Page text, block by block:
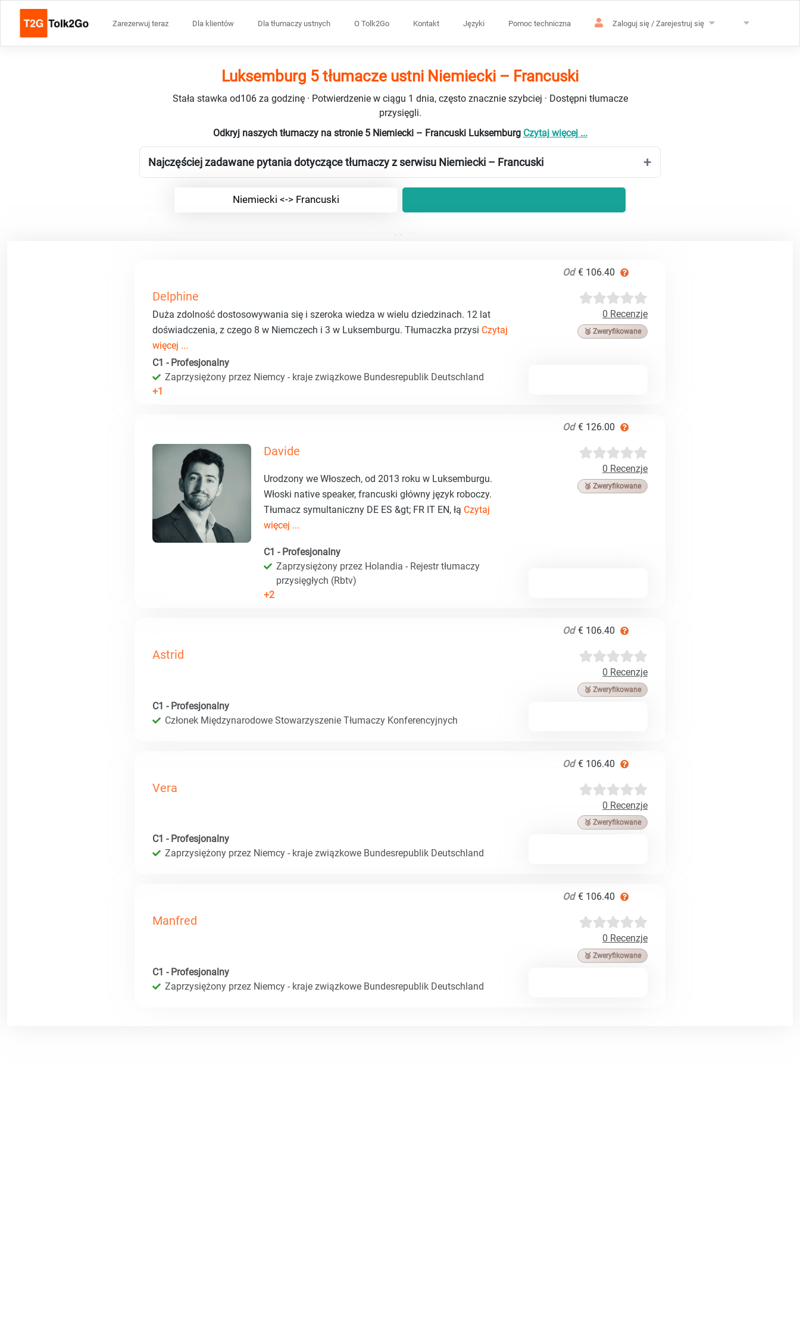
Zarezerwuj teraz Dla klientów Dla tłumaczy ustnych O Tolk2Go Kontakt Języki Pomoc techniczna Zaloguj się / Zarejestruj się
Luksemburg 5 tłumacze ustni Niemiecki – Francuski
Stała stawka od106 za godzinę · Potwierdzenie w ciągu 1 dnia, często znacznie szybciej · Dostępni tłumacze
przysięgli.
Odkryj naszych tłumaczy na stronie 5 Niemiecki – Francuski Luksemburg Czytaj więcej ...
Najczęściej zadawane pytania dotyczące tłumaczy z serwisu Niemiecki – Francuski
Niemiecki <-> Francuski
Od€ 106.40
Delphine
0 Recenzje
🥉 Zweryfikowane
Duża zdolność dostosowywania się i szeroka wiedza w wielu dziedzinach. 12 lat
doświadczenia, z czego 8 w Niemczech i 3 w Luksemburgu. Tłumaczka przysi Czytaj
więcej ...
C1 - Profesjonalny
Zaprzysiężony przez Niemcy - kraje związkowe Bundesrepublik Deutschland
+1
Od€ 126.00
Davide
0 Recenzje
🥉 Zweryfikowane
Urodzony we Włoszech, od 2013 roku w Luksemburgu.
Włoski native speaker, francuski główny język roboczy.
Tłumacz symultaniczny DE ES &gt; FR IT EN, łą Czytaj
więcej ...
C1 - Profesjonalny
Zaprzysiężony przez Holandia - Rejestr tłumaczy
przysięgłych (Rbtv)
+2
Od€ 106.40
Astrid
0 Recenzje
🥉 Zweryfikowane
C1 - Profesjonalny
Członek Międzynarodowe Stowarzyszenie Tłumaczy Konferencyjnych
Od€ 106.40
Vera
0 Recenzje
🥉 Zweryfikowane
C1 - Profesjonalny
Zaprzysiężony przez Niemcy - kraje związkowe Bundesrepublik Deutschland
Od€ 106.40
Manfred
0 Recenzje
🥉 Zweryfikowane
C1 - Profesjonalny
Zaprzysiężony przez Niemcy - kraje związkowe Bundesrepublik Deutschland